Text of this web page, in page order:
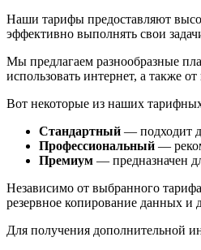
Наши тарифы предоставляют
эффективно выполнять свои
Мы предлагаем разнообразные
использовать интернет, а также
Вот некоторые из наших
Стандартный — подходит
Профессиональный —
Премиум — предназначен
Независимо от выбранного
резервное копирование данных и
Для получения дополнительной